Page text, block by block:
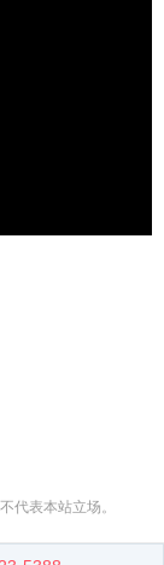
代表本站立场。